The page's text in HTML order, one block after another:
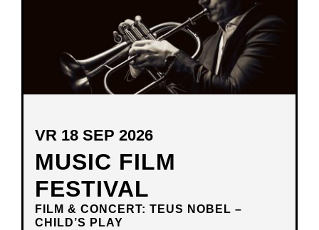
MUSIC FILM
FESTIVAL
FILM & CONCERT: TEUS NOBEL –
CHILD’S PLAY
VR 18 SEP 2026